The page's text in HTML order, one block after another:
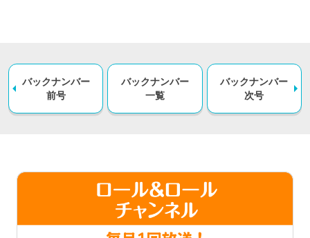
バックナンバー
前号
バックナンバー
一覧
バックナンバー
次号